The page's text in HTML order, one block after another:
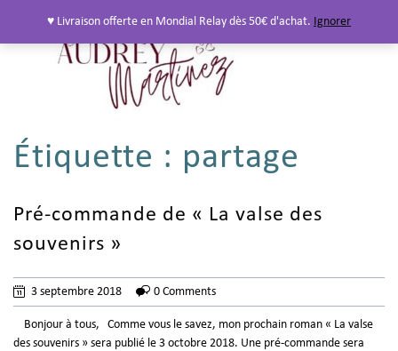
Étiquette : partage
Pré-commande de « La valse des
souvenirs »
3 septembre 2018 0 Comments
Bonjour à tous, Comme vous le savez, mon prochain roman « La valse
des souvenirs » sera publié le 3 octobre 2018. Une pré-commande sera
♥ Livraison offerte en Mondial Relay dès 50€ d'achat. Ignorer